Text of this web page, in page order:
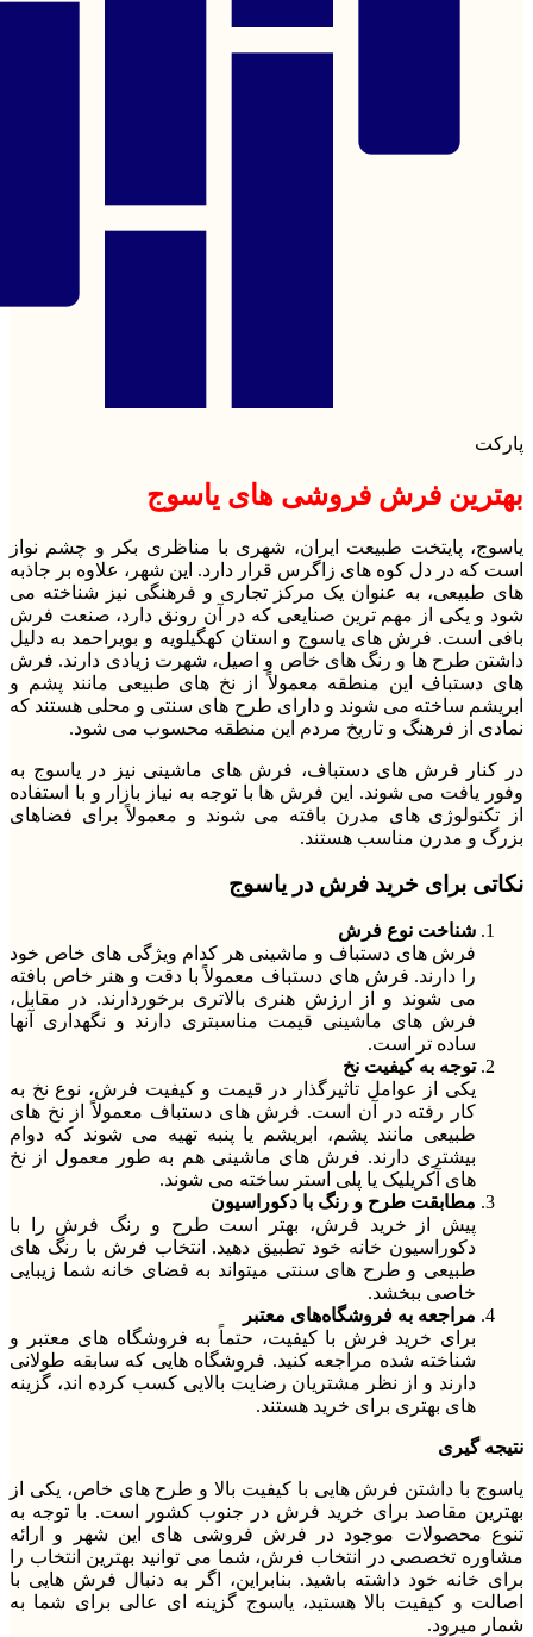
پارکت
بهترین فرش فروشی های یاسوج
یاسوج، پایتخت طبیعت ایران، شهری با مناظری بکر و چشم نواز
است که در دل کوه های زاگرس قرار دارد. این شهر، علاوه بر جاذبه
های طبیعی، به عنوان یک مرکز تجاری و فرهنگی نیز شناخته می
شود و یکی از مهم ترین صنایعی که در آن رونق دارد، صنعت فرش
بافی است. فرش های یاسوج و استان کهگیلویه و بویراحمد به دلیل
داشتن طرح ها و رنگ های خاص و اصیل، شهرت زیادی دارند. فرش
های دستباف این منطقه معمولاً از نخ های طبیعی مانند پشم و
ابریشم ساخته می شوند و دارای طرح های سنتی و محلی هستند که
نمادی از فرهنگ و تاریخ مردم این منطقه محسوب می شود.
در کنار فرش های دستباف، فرش های ماشینی نیز در یاسوج به
وفور یافت می شوند. این فرش ها با توجه به نیاز بازار و با استفاده
از تکنولوژی های مدرن بافته می شوند و معمولاً برای فضاهای
بزرگ و مدرن مناسب هستند.
نکاتی برای خرید فرش در یاسوج
شناخت نوع فرش
فرش های دستباف و ماشینی هر کدام ویژگی های خاص خود
را دارند. فرش های دستباف معمولاً با دقت و هنر خاص بافته
می شوند و از ارزش هنری بالاتری برخوردارند. در مقابل،
فرش های ماشینی قیمت مناسبتری دارند و نگهداری آنها
ساده تر است.
توجه به کیفیت نخ
یکی از عوامل تاثیرگذار در قیمت و کیفیت فرش، نوع نخ به
کار رفته در آن است. فرش های دستباف معمولاً از نخ های
طبیعی مانند پشم، ابریشم یا پنبه تهیه می شوند که دوام
بیشتری دارند. فرش های ماشینی هم به طور معمول از نخ
های آکریلیک یا پلی استر ساخته می شوند.
مطابقت طرح و رنگ با دکوراسیون
پیش از خرید فرش، بهتر است طرح و رنگ فرش را با
دکوراسیون خانه خود تطبیق دهید. انتخاب فرش با رنگ های
طبیعی و طرح های سنتی میتواند به فضای خانه شما زیبایی
خاصی ببخشد.
مراجعه به فروشگاه‌های معتبر
برای خرید فرش با کیفیت، حتماً به فروشگاه های معتبر و
شناخته شده مراجعه کنید. فروشگاه هایی که سابقه طولانی
دارند و از نظر مشتریان رضایت بالایی کسب کرده اند، گزینه
های بهتری برای خرید هستند.
نتیجه گیری
یاسوج با داشتن فرش هایی با کیفیت بالا و طرح های خاص، یکی از
بهترین مقاصد برای خرید فرش در جنوب کشور است. با توجه به
تنوع محصولات موجود در فرش فروشی های این شهر و ارائه
مشاوره تخصصی در انتخاب فرش، شما می توانید بهترین انتخاب را
برای خانه خود داشته باشید. بنابراین، اگر به دنبال فرش هایی با
اصالت و کیفیت بالا هستید، یاسوج گزینه ای عالی برای شما به
شمار میرود.